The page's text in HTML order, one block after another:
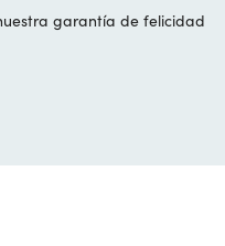
garantía de felicidad